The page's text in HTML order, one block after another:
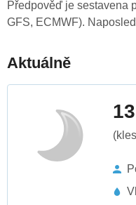
Předpověď je sestavena
GFS, ECMWF).
Aktuálně